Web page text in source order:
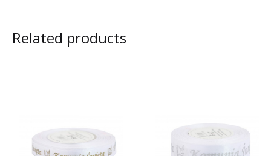
Related products